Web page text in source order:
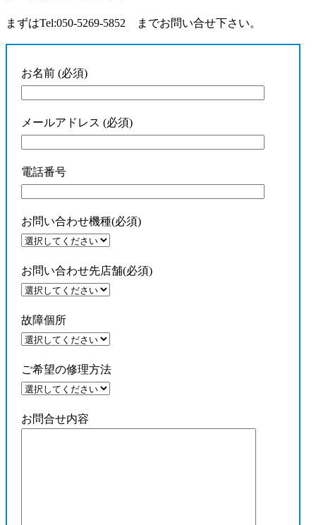
まずはTel:050-5269-5852 までお問い合せ下さい。
お名前 (必須)
メールアドレス (必須)
電話番号
お問い合わせ機種(必須)
お問い合わせ先店舗(必須)
故障個所
ご希望の修理方法
お問合せ内容